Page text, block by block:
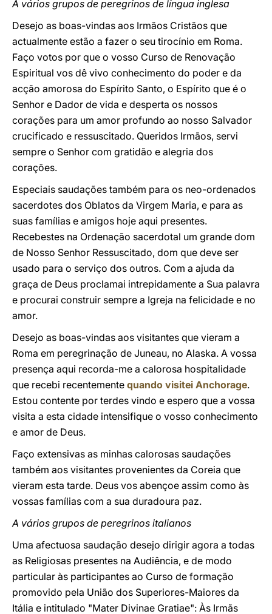
A vários grupos de peregrinos de língua inglesa
Desejo as boas-vindas aos Irmãos Cristãos que
actualmente estão a fazer o seu tirocínio em Roma.
Faço votos por que o vosso Curso de Renovação
Espiritual vos dê vivo conhecimento do poder e da
acção amorosa do Espírito Santo, o Espírito que é o
Senhor e Dador de vida e desperta os nossos
corações para um amor profundo ao nosso Salvador
crucificado e ressuscitado. Queridos Irmãos, servi
sempre o Senhor com gratidão e alegria dos
corações.
Especiais saudações também para os neo-ordenados
sacerdotes dos Oblatos da Virgem Maria, e para as
suas famílias e amigos hoje aqui presentes.
Recebestes na Ordenação sacerdotal um grande dom
de Nosso Senhor Ressuscitado, dom que deve ser
usado para o serviço dos outros. Com a ajuda da
graça de Deus proclamai intrepidamente a Sua palavra
e procurai construir sempre a Igreja na felicidade e no
amor.
Desejo as boas-vindas aos visitantes que vieram a
Roma em peregrinação de Juneau, no Alaska. A vossa
presença aqui recorda-me a calorosa hospitalidade
que recebi recentemente quando visitei Anchorage.
Estou contente por terdes vindo e espero que a vossa
visita a esta cidade intensifique o vosso conhecimento
e amor de Deus.
Faço extensivas as minhas calorosas saudações
também aos visitantes provenientes da Coreia que
vieram esta tarde. Deus vos abençoe assim como às
vossas famílias com a sua duradoura paz.
A vários grupos de peregrinos italianos
Uma afectuosa saudação desejo dirigir agora a todas
as Religiosas presentes na Audiência, e de modo
particular às participantes ao Curso de formação
promovido pela União dos Superiores-Maiores da
Itália e intitulado "Mater Divinae Gratiae": Às Irmãs